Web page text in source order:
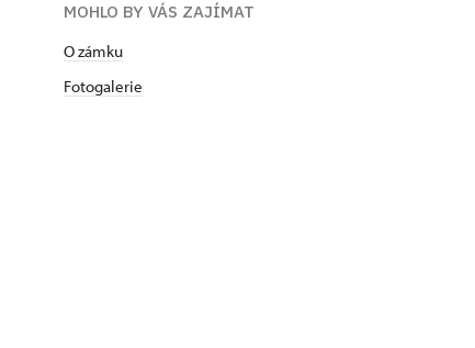
MOHLO BY VÁS ZAJÍMAT
O zámku
Fotogalerie